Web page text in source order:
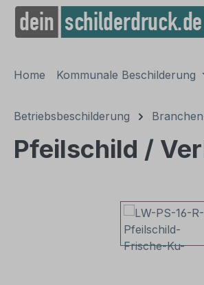
Zur Hauptnavigation
Home Kommunale Beschilderung
Betriebsbeschilderung
Pfeilschild /
Bildergalerie überspringen